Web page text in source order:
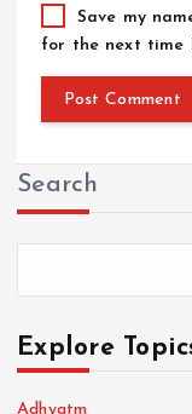
Save my
for the next time
Search
Explore
Adhyatm